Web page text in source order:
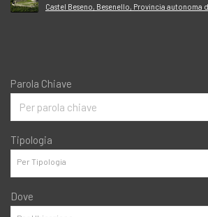
Castel Beseno, Besenello, Provincia autonoma
Parola Chiave
Tipologia
Dove